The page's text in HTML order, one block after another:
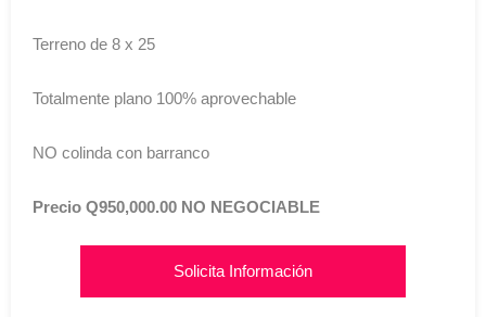
Terreno de 8 x 25
Totalmente plano 100% aprovechable
NO colinda con barranco
Precio Q950,000.00 NO NEGOCIABLE
Solicita Información